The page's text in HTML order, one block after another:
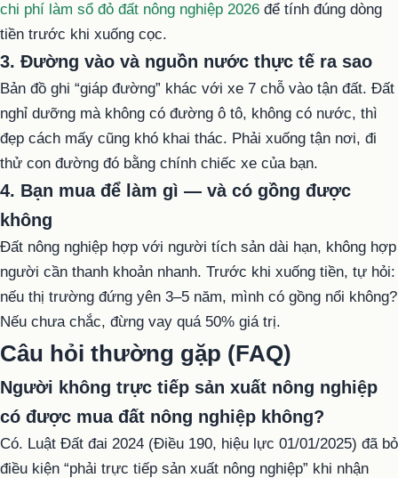
chi phí làm sổ đỏ đất nông nghiệp 2026 để tính đúng dòng
tiền trước khi xuống cọc.
3. Đường vào và nguồn nước thực tế ra sao
Bản đồ ghi “giáp đường” khác với xe 7 chỗ vào tận đất. Đất
nghỉ dưỡng mà không có đường ô tô, không có nước, thì
đẹp cách mấy cũng khó khai thác. Phải xuống tận nơi, đi
thử con đường đó bằng chính chiếc xe của bạn.
4. Bạn mua để làm gì — và có gồng được
không
Đất nông nghiệp hợp với người tích sản dài hạn, không hợp
người cần thanh khoản nhanh. Trước khi xuống tiền, tự hỏi:
nếu thị trường đứng yên 3–5 năm, mình có gồng nổi không?
Nếu chưa chắc, đừng vay quá 50% giá trị.
Câu hỏi thường gặp (FAQ)
Người không trực tiếp sản xuất nông nghiệp
có được mua đất nông nghiệp không?
Có. Luật Đất đai 2024 (Điều 190, hiệu lực 01/01/2025) đã bỏ
điều kiện “phải trực tiếp sản xuất nông nghiệp” khi nhận